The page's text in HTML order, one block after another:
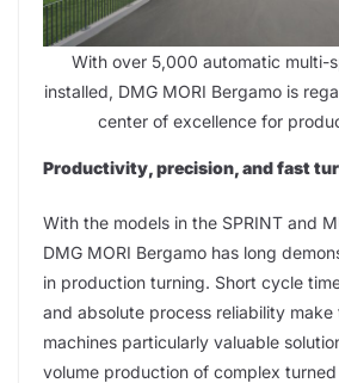
With over 5,000 automatic multi-
installed, DMG MORI Bergamo is
center of excellence for
Productivity, precision, and fast
With the models in the SPRINT and
DMG MORI Bergamo has long
in production turning. Short cycle
and absolute process reliability
machines particularly valuable
volume production of complex